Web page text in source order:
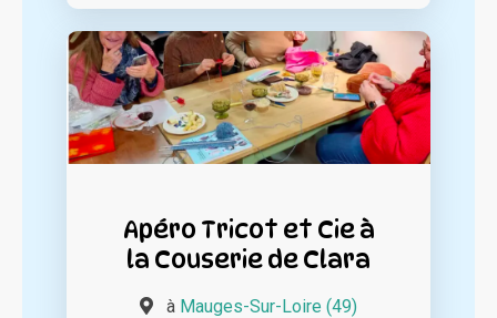
Apéro Tricot et Cie à
la Couserie de Clara
à Mauges-Sur-Loire (49)